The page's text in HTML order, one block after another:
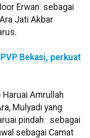
Erwan sebagai
Jati Akbar
Bekasi, perkuat
Amrullah
Mulyadi yang
pindah sebagai
sebagai Camat